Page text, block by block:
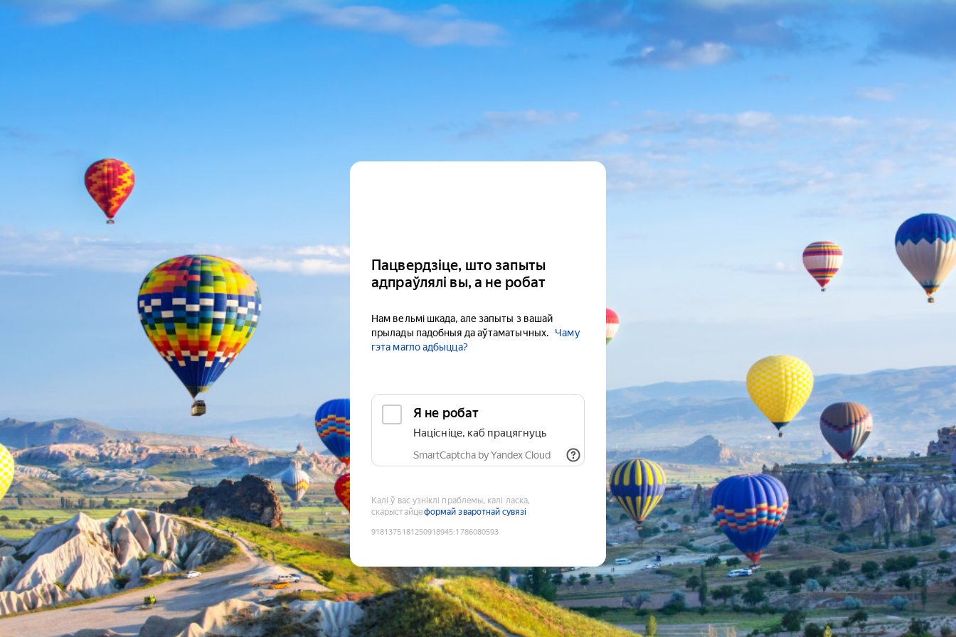
Пацвердзіце, што запыты
адпраўлялі вы, а не робат
Нам вельмі шкада, але запыты з вашай
прылады падобныя да аўтаматычных.
Чаму
гэта магло адбыцца?
Я не робат
Націсніце, каб працягнуць
SmartCaptcha by Yandex Cloud
Калі ў вас узніклі праблемы, калі ласка,
скарыстайцеформай зваротнай сувязі
9181375181250918945:1786080593